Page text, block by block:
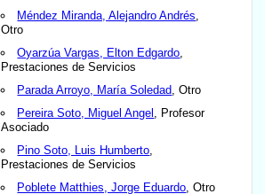
Méndez Miranda, Alejandro Andrés
Otro
Oyarzúa Vargas, Elton Edgardo
Prestaciones de Servicios
Parada Arroyo, María Soledad , Otro
Pereira Soto, Miguel Angel
, Profesor
Asociado
Pino Soto, Luis Humberto
Prestaciones de Servicios
Poblete Matthies, Jorge Eduardo , Otro